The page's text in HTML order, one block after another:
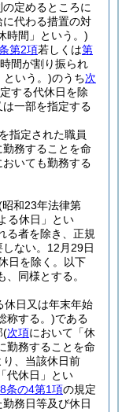
定めるところに
代わる措置の対
時間」という。)
第2項若しくは第
間が割り振られ
という。)のうち次
する代休日を除
一部を指定する
指定された職員
務することを命
いても勤務する
昭和23年法律第
る休日」とい
る者を除き、正規
ない。 12月29日
日を除く。以下
、同様とする。
休日又は年末年始
称する。)である
(次項において「休
勤務することを命
り、当該休日前
代休日」とい
条の4第1項の規定
務日等及び休日